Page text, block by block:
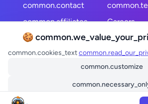
common.contact
common.affiliates
common.site_map
Careers
common.follow_us
🍪
common.cookies_text
common.customize
common.accept_all